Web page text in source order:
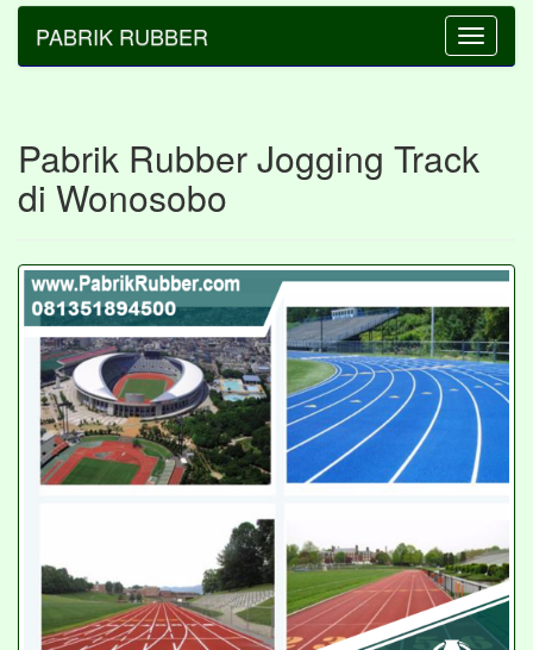
Toggle
PABRIK RUBBER
Pabrik Rubber Jogging Track
di Wonosobo